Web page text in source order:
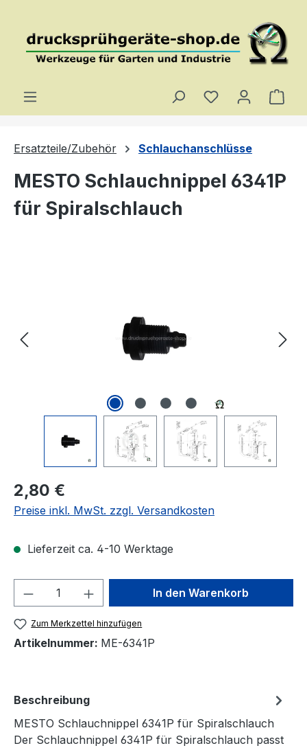
Du hast 0
Ersatzteile/Zubehör Schlauchanschlüsse
MESTO Schlauchnippel 6341P
für Spiralschlauch
Regulärer Preis:
2,80 €
Preise inkl. MwSt. zzgl. Versandkosten
Lieferzeit ca. 4-10 Werktage
Produkt Anzahl: Gib denIn den Warenkorb
Zum Merkzettel hinzufügen
Artikelnummer: ME-6341P
Beschreibung
MESTO Schlauchnippel 6341P für Spiralschlauch
Der Schlauchnippel 6341P für Spiralschlauch passt